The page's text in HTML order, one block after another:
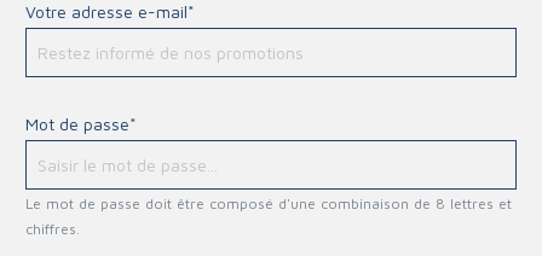
Votre adresse e-mail*
Mot de passe*
Le mot de passe doit être composé d'une combinaison de 8 lettres et
chiffres.